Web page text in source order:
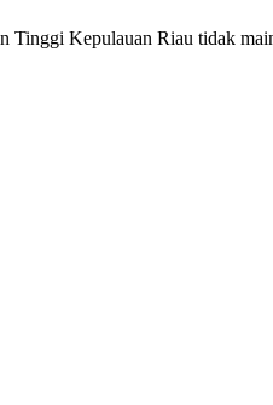
Tinggi Kepulauan Riau tidak